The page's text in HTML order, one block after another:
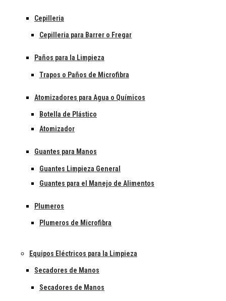
Cepilleria
Cepilleria para Barrer o Fregar
Paños para la Limpieza
Trapos o Paños de Microfibra
Atomizadores para Agua o Químicos
Botella de Plástico
Atomizador
Guantes para Manos
Guantes Limpieza General
Guantes para el Manejo de Alimentos
Plumeros
Plumeros de Microfibra
Equipos Eléctricos para la Limpieza
Secadores de Manos
Secadores de Manos